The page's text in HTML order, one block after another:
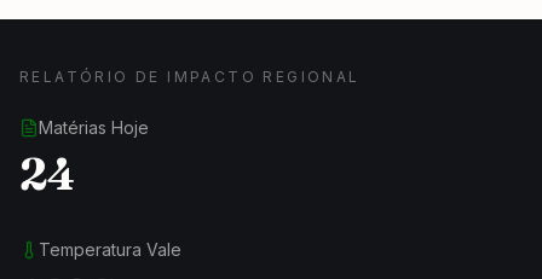
RELATÓRIO DE IMPACTO REGIONAL
Matérias Hoje
24
Temperatura Vale